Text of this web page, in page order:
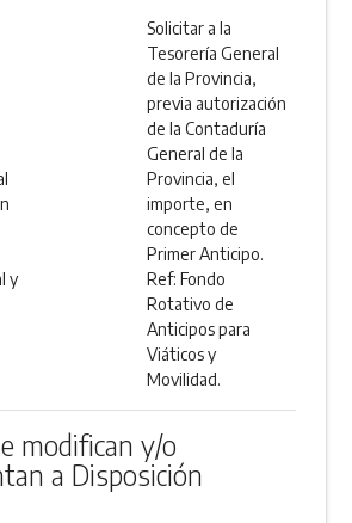
y
Solicitar a la
Tesorería General
de la Provincia,
previa autorización
de la Contaduría
General de la
Provincia, el
importe, en
concepto de
Primer Anticipo.
Ref: Fondo
Rotativo de
Anticipos para
Viáticos y
Movilidad.
modifican y/o
a Disposición